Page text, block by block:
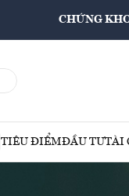
CHỨNG
TIÊU ĐIỂMĐẦU TƯTÀI